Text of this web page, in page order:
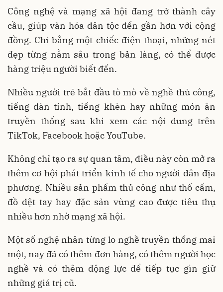
Công nghệ và mạng xã hội đang trở thành cây
cầu, giúp văn hóa dân tộc đến gần hơn với cộng
đồng. Chỉ bằng một chiếc điện thoại, những nét
đẹp từng nằm sâu trong bản làng, có thể được
hàng triệu người biết đến.
Nhiều người trẻ bắt đầu tò mò về nghề thủ công,
tiếng đàn tính, tiếng khèn hay những món ăn
truyền thống sau khi xem các nội dung trên
TikTok, Facebook hoặc YouTube.
Không chỉ tạo ra sự quan tâm, điều này còn mở ra
thêm cơ hội phát triển kinh tế cho người dân địa
phương. Nhiều sản phẩm thủ công như thổ cẩm,
đồ dệt tay hay đặc sản vùng cao được tiêu thụ
nhiều hơn nhờ mạng xã hội.
Một số nghệ nhân từng lo nghề truyền thống mai
một, nay đã có thêm đơn hàng, có thêm người học
nghề và có thêm động lực để tiếp tục gìn giữ
những giá trị cũ.